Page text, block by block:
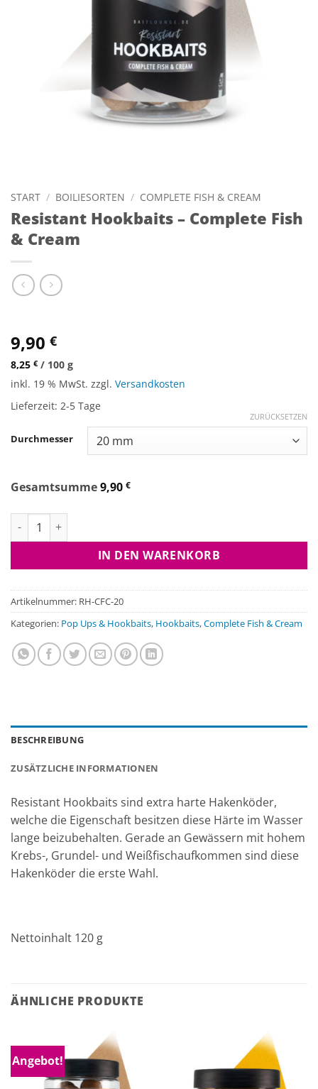
START / BOILIESORTEN / COMPLETE FISH & CREAM
Resistant Hookbaits – Complete Fish
& Cream
9,90 €
8,25 € / 100 g
inkl. 19 % MwSt. zzgl. Versandkosten
Lieferzeit: 2-5 Tage
Durchmesser
ZURÜCKSETZEN
Gesamtsumme9,90 €
Resistant Hookbaits - Complete Fish & Cream Menge
IN DEN WARENKORB
Artikelnummer: RH-CFC-20
Kategorien: Pop Ups & Hookbaits, Hookbaits,Complete Fish & Cream
BESCHREIBUNG
ZUSÄTZLICHE INFORMATIONEN
Resistant Hookbaits sind extra harte Hakenköder,
welche die Eigenschaft besitzen diese Härte im Wasser
lange beizubehalten. Gerade an Gewässern mit hohem
Krebs-, Grundel- und Weißfischaufkommen sind diese
Hakenköder die erste Wahl.
Nettoinhalt 120 g
ÄHNLICHE PRODUKTE
Angebot!